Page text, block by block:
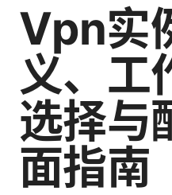
Vpn实
义、工
选择与
面指南